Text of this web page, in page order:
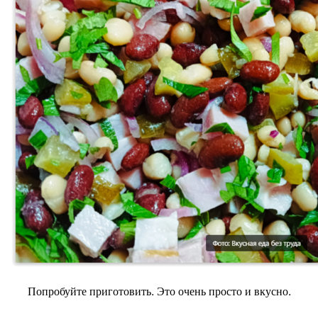
Попробуйте приготовить. Это очень просто и вкусно.